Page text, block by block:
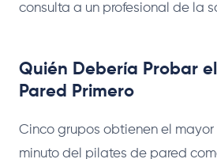
consulta a un profesional de la
Quién Debería Probar
Pared Primero
Cinco grupos obtienen el
minuto del pilates de pared